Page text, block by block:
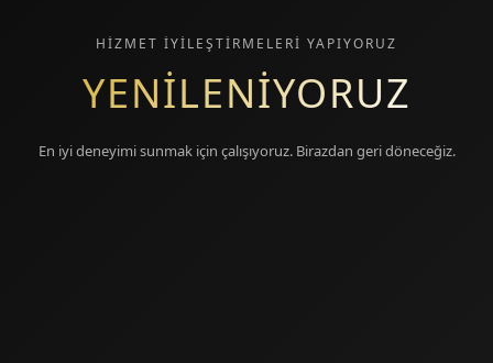
HİZMET İYİLEŞTİRMELERİ YAPIYORUZ
YENİLENİYORUZ
En iyi deneyimi sunmak için çalışıyoruz. Birazdan geri döneceğiz.